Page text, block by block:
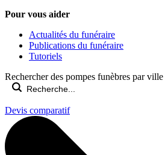
Pour vous aider
Actualités du funéraire
Publications du funéraire
Tutoriels
Rechercher des pompes funèbres par
Devis comparatif